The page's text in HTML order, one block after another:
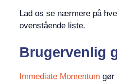
Lad os se nærmere på
ovenstående liste.
Brugervenlig
Immediate Momentum gør